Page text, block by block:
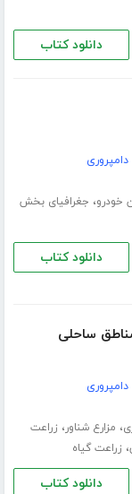
دانلود کتاب
خودرو، جغرافیای بخش
دانلود کتاب
مناطق ساحلی
، مزارع شناور، زراعت
، زراعت گیاه
دانلود کتاب